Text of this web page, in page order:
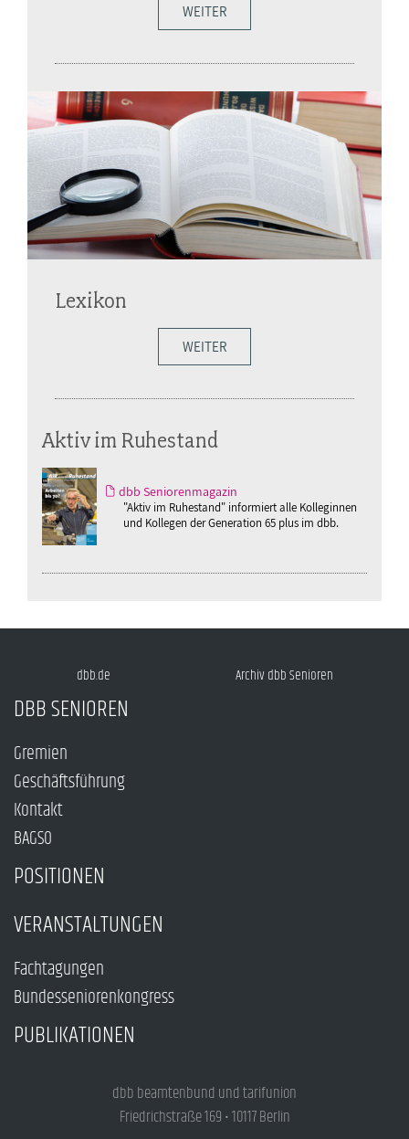
WEITER
Lexikon
WEITER
Aktiv im Ruhestand
dbb Seniorenmagazin
"Aktiv im Ruhestand" informiert alle Kolleginnen
und Kollegen der Generation 65 plus im dbb.
dbb.de Archiv dbb Senioren
DBB SENIOREN
Gremien
Geschäftsführung
Kontakt
BAGSO
POSITIONEN
VERANSTALTUNGEN
Fachtagungen
Bundesseniorenkongress
PUBLIKATIONEN
dbb beamtenbund und tarifunion
Friedrichstraße 169 • 10117 Berlin